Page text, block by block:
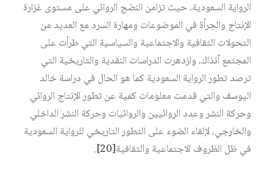
الرواية السعودية، حيث تزامن النضج الروائي على مستوى غزارة
الإنتاج والجرأة في الموضوعات ومهارة السرد مع العديد من
التحولات الثقافية والاجتماعية والسياسية التي طرأت على
المجتمع آنذاك، وازدهرت الدراسات النقدية والتاريخية التي
ترصد تطور الرواية السعودية كما هو الحال في دراسة خالد
اليوسف والتي قدمت معلومات كمية عن تطور الإنتاج الروائي
وحركة النشر وعدد الروائيين والروائيات وحركة النشر الداخلي
والخارجي، لإلقاء الضوء على التطور التاريخي للرواية السعودية
في ظل الظروف الاجتماعية والثقافية‏[20]
.